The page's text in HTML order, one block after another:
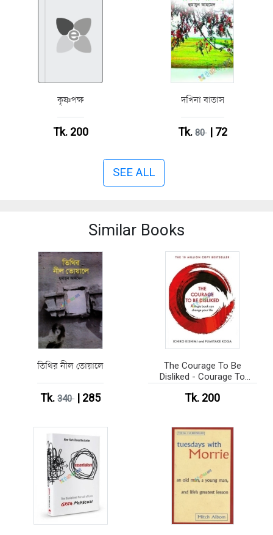
কৃষ্ণপক্ষ
Tk. 200
দখিনা বাতাস
Tk.80| 72
SEE ALL
Similar Books
তিথির নীল তোয়ালে
Tk.340| 285
The Courage To Be
Disliked - Courage To
Tk. 200